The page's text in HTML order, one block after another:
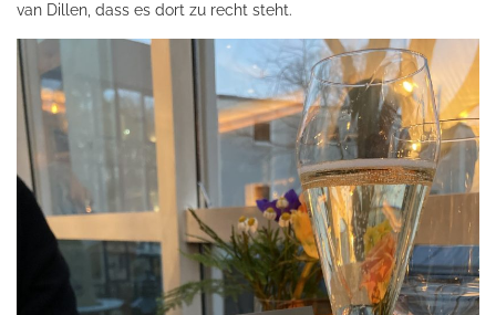
van Dillen, dass es dort zu recht steht.